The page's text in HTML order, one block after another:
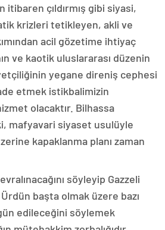
itibaren çıldırmış gibi siyasi,
krizleri tetikleyen, akli ve
acil gözetime ihtiyaç
ve kaotik uluslararası düzenin
yegane direniş cephesi
etmek istikbalimizin
olacaktır. Bilhassa
mafyavari siyaset usulüyle
kapaklanma planı zaman
söyleyip Gazzeli
Ürdün başta olmak üzere bazı
edileceğini söylemek